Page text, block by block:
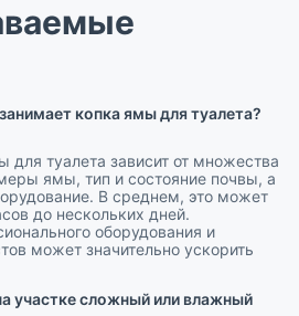
копка ямы для туалета?
для туалета зависит от множества
ямы, тип и состояние почвы, а
В среднем, это может
до нескольких дней.
оборудования и
может значительно ускорить
участке сложный или влажный